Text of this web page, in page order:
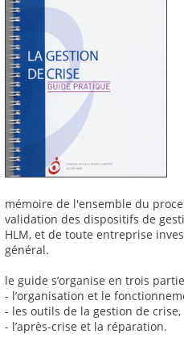
mémoire de l'ensemble du
validation des dispositifs de
HLM, et de toute entreprise
général.
le guide s’organise en trois
- l’organisation et le
- les outils de la gestion de crise,
- l’après-crise et la réparation.